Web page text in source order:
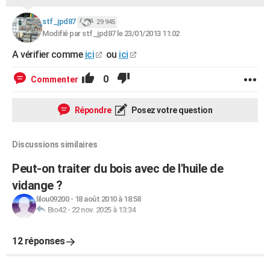
stf_jpd87 29 945
Modifié par stf_jpd87 le 23/01/2013 11:02
A vérifier comme ici ou ici
Commenter 0
Répondre Posez votre question
Discussions similaires
Peut-on traiter du bois avec de l'huile de
vidange ?
lilou09200- 18 août 2010 à 18:58
Bio42- 22 nov. 2025 à 13:34
12 réponses